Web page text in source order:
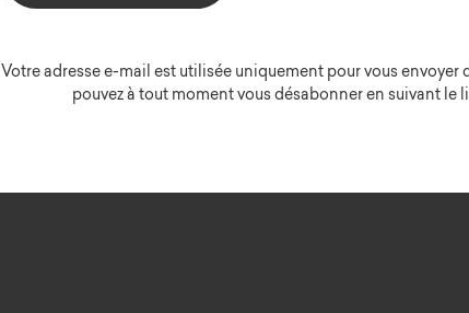
Votre adresse e-mail est utilisée uniquement pour vous envoyer
pouvez à tout moment vous désabonner en suivant le